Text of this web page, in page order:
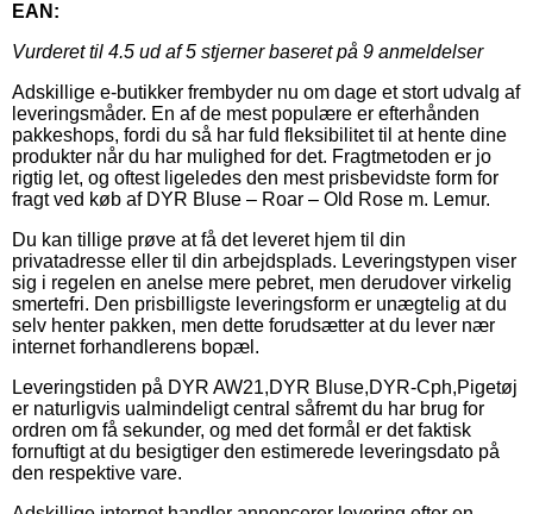
EAN:
Vurderet til 4.5 ud af 5 stjerner baseret på 9 anmeldelser
Adskillige e-butikker frembyder nu om dage et stort udvalg af
leveringsmåder. En af de mest populære er efterhånden
pakkeshops, fordi du så har fuld fleksibilitet til at hente dine
produkter når du har mulighed for det. Fragtmetoden er jo
rigtig let, og oftest ligeledes den mest prisbevidste form for
fragt ved køb af DYR Bluse – Roar – Old Rose m. Lemur.
Du kan tillige prøve at få det leveret hjem til din
privatadresse eller til din arbejdsplads. Leveringstypen viser
sig i regelen en anelse mere pebret, men derudover virkelig
smertefri. Den prisbilligste leveringsform er unægtelig at du
selv henter pakken, men dette forudsætter at du lever nær
internet forhandlerens bopæl.
Leveringstiden på DYR AW21,DYR Bluse,DYR-Cph,Pigetøj
er naturligvis ualmindeligt central såfremt du har brug for
ordren om få sekunder, og med det formål er det faktisk
fornuftigt at du besigtiger den estimerede leveringsdato på
den respektive vare.